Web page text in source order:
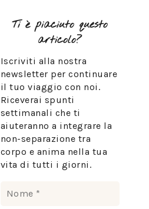
Ti è piaciuto questo
articolo?
Iscriviti alla nostra
newsletter per continuare
il tuo viaggio con noi.
Riceverai spunti
settimanali che ti
aiuteranno a integrare la
non-separazione tra
corpo e anima nella tua
vita di tutti i giorni.